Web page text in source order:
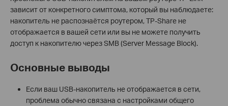
зависит от конкретного симптома, который вы наблюдаете:
накопитель не распознаётся роутером, TP-Share не
отображается в вашей сети или вы не можете получить
доступ к накопителю через SMB (Server Message Block).
Основные выводы
Если ваш USB-накопитель не отображается в сети,
проблема обычно связана с настройками общего